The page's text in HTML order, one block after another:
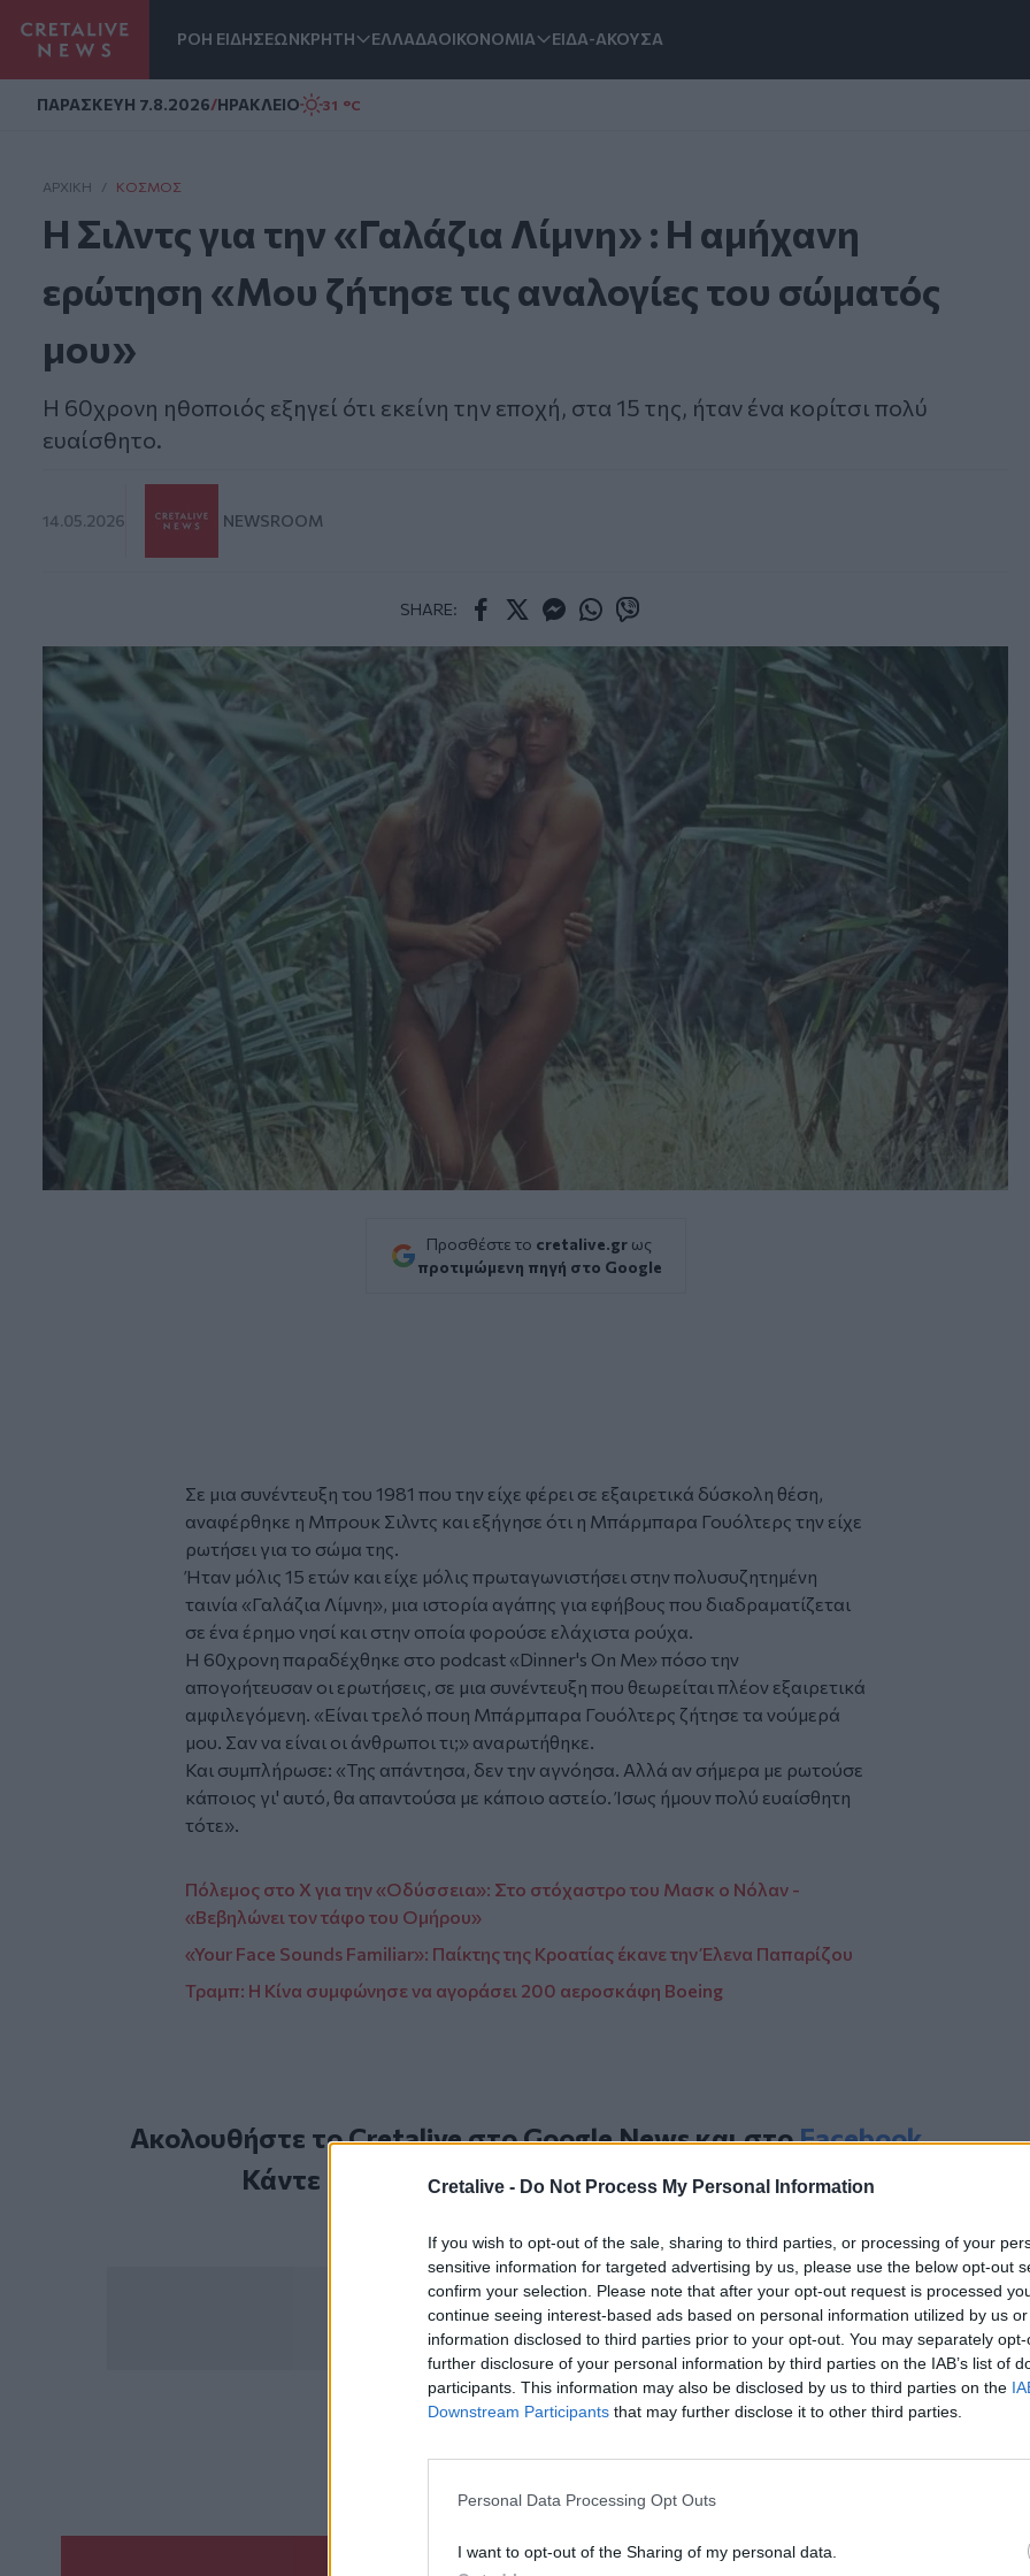
Cretalive - Do Not Process My Personal Information
If you wish to opt-out of the sale, sharing to third parties, or processing of your
sensitive information for targeted advertising by us, please use the below opt-out
confirm your selection. Please note that after your opt-out request is processed
continue seeing interest-based ads based on personal information utilized by us
information disclosed to third parties prior to your opt-out. You may separately
further disclosure of your personal information by third parties on the IAB’s list of
participants. This information may also be disclosed by us to third parties on the
Downstream Participants that may further disclose it to other third parties.
Personal Data Processing Opt Outs
I want to opt-out of the Sharing of my personal data.
ΡΟΗ ΕΙΔΗΣΕΩΝΚΡΗΤΗ ΕΛΛΑΔΑΟΙΚΟΝΟΜΙΑ ΕΙΔΑ-ΑΚΟΥΣΑ
ΠΑΡΑΣΚΕΥΗ 7.8.2026/ΗΡΑΚΛΕΙΟ 31 °C
ΑΡΧΙΚΗ / ΚΌΣΜΟΣ
Η Σιλντς για την «Γαλάζια Λίμνη» : Η αμήχανη
ερώτηση «Μου ζήτησε τις αναλογίες του σώματός
μου»
Η 60χρονη ηθοποιός εξηγεί ότι εκείνη την εποχή, στα 15 της, ήταν ένα κορίτσι πολύ
ευαίσθητο.
14.05.2026 NEWSROOM
SHARE:
Προσθέστε το cretalive.gr ως
προτιμώμενη πηγή στο Google
Σε μια συνέντευξη του 1981 που την είχε φέρει σε εξαιρετικά δύσκολη θέση,
αναφέρθηκε η Μπρουκ Σιλντς και εξήγησε ότι η Μπάρμπαρα Γουόλτερς την είχε
ρωτήσει για το σώμα της.
Ήταν μόλις 15 ετών και είχε μόλις πρωταγωνιστήσει στην πολυσυζητημένη
ταινία «Γαλάζια Λίμνη», μια ιστορία αγάπης για εφήβους που διαδραματίζεται
σε ένα έρημο νησί και στην οποία φορούσε ελάχιστα ρούχα.
Η 60χρονη παραδέχθηκε στο podcast «Dinner's On Me» πόσο την
απογοήτευσαν οι ερωτήσεις, σε μια συνέντευξη που θεωρείται πλέον εξαιρετικά
αμφιλεγόμενη. «Είναι τρελό πουη Μπάρμπαρα Γουόλτερς ζήτησε τα νούμερά
μου. Σαν να είναι οι άνθρωποι τι;» αναρωτήθηκε.
Και συμπλήρωσε: «Της απάντησα, δεν την αγνόησα. Αλλά αν σήμερα με ρωτούσε
κάποιος γι' αυτό, θα απαντούσα με κάποιο αστείο. Ίσως ήμουν πολύ ευαίσθητη
τότε».
Πόλεμος στο X για την «Οδύσσεια»: Στο στόχαστρο του Μασκ ο Νόλαν -
«Βεβηλώνει τον τάφο του Ομήρου»
«Your Face Sounds Familiar»: Παίκτης της Κροατίας έκανε την Έλενα Παπαρίζου
Τραμπ: Η Κίνα συμφώνησε να αγοράσει 200 αεροσκάφη Boeing
Ακολουθήστε το Cretalive στοGoogle Newsκαι στοFacebook
Κάντε εγγραφή στο κανάλι μας στοYouTube
Γαλάζια Λίμνη